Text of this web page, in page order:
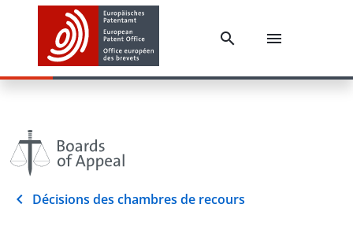
Décisions des chambres de recours